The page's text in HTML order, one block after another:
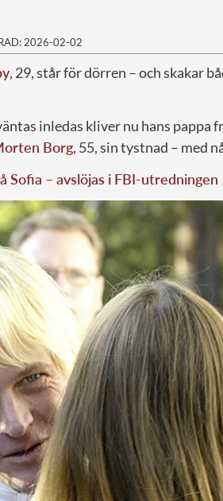
2026-02-02
, 29, står för dörren – och skakar
inledas kliver nu hans pappa
Borg, 55, sin tystnad – med
Sofia – avslöjas i FBI-utredningen